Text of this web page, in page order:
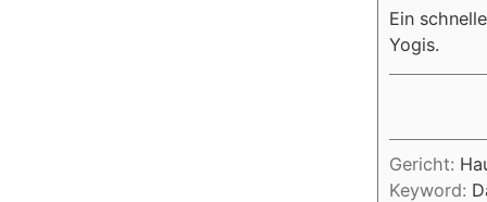
Ein
Yogis.
Gericht:
Keyword: